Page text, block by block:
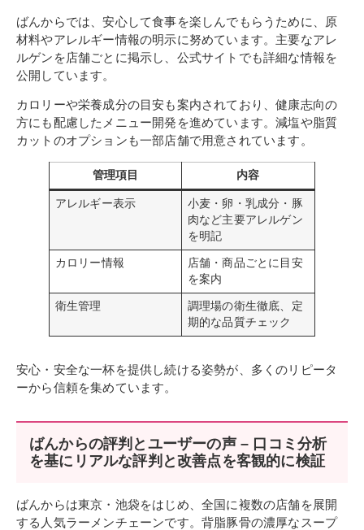
ばんからでは、安心して食事を楽しんでもらうために、原
材料やアレルギー情報の明示に努めています。主要なアレ
ルゲンを店舗ごとに掲示し、公式サイトでも詳細な情報を
公開しています。
カロリーや栄養成分の目安も案内されており、健康志向の
方にも配慮したメニュー開発を進めています。減塩や脂質
カットのオプションも一部店舗で用意されています。
管理項目 内容
アレルギー表示
小麦・卵・乳成分・豚
肉など主要アレルゲン
を明記
カロリー情報
店舗・商品ごとに目安
を案内
衛生管理
調理場の衛生徹底、定
期的な品質チェック
安心・安全な一杯を提供し続ける姿勢が、多くのリピータ
ーから信頼を集めています。
ばんからの評判とユーザーの声 – 口コミ分析
を基にリアルな評判と改善点を客観的に検証
ばんからは東京・池袋をはじめ、全国に複数の店舗を展開
する人気ラーメンチェーンです。背脂豚骨の濃厚なスープ